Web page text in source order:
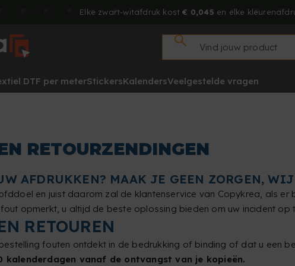
Elke zwart-witafdruk kost€ 0,045 en elke
DTF per meterStickersKalendersVeelgestelde vragen
RETOURZENDINGEN
AFDRUKKEN? MAAK JE GEEN ZORGEN, WIJ
en juist daarom zal de klantenservice van Copykrea, als
opmerkt, u altijd de beste oplossing bieden om uw incident
RETOUREN
fouten ontdekt in de bedrukking of binding of dat u een
kalenderdagen vanaf de ontvangst van je kopieën.